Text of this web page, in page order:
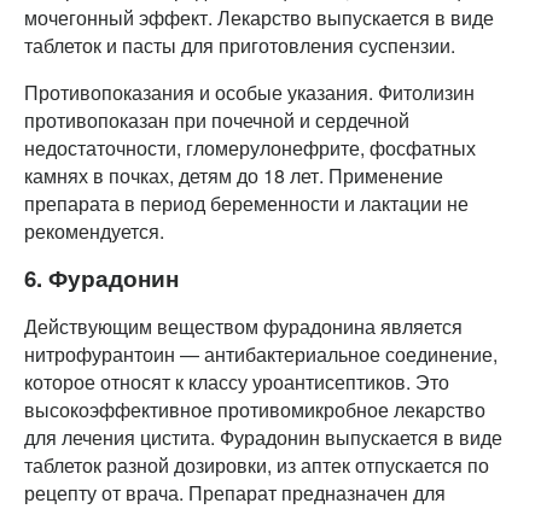
мочегонный эффект. Лекарство выпускается в виде
таблеток и пасты для приготовления суспензии.
Противопоказания и особые указания. Фитолизин
противопоказан при почечной и сердечной
недостаточности, гломерулонефрите, фосфатных
камнях в почках, детям до 18 лет. Применение
препарата в период беременности и лактации не
рекомендуется.
6. Фурадонин
Действующим веществом фурадонина является
нитрофурантоин — антибактериальное соединение,
которое относят к классу уроантисептиков. Это
высокоэффективное противомикробное лекарство
для лечения цистита. Фурадонин выпускается в виде
таблеток разной дозировки, из аптек отпускается по
рецепту от врача. Препарат предназначен для